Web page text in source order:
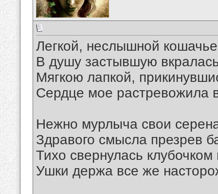
Легкой, неслышной
В душу застывшую
Мягкою лапкой,
Сердце мое растревожила
Нежно мурлыча свои
Здравого смысла презрев
Тихо свернулась
Ушки держа все же